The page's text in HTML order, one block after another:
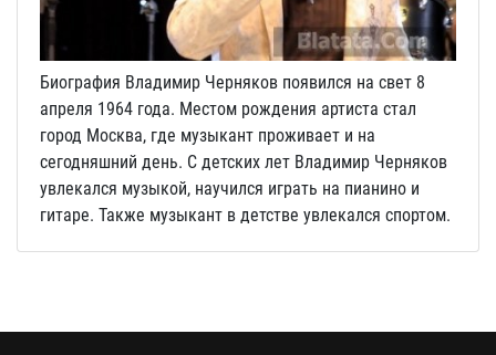
Биография Владимир Черняков появился на свет 8
апреля 1964 года. Местом рождения артиста стал
город Москва, где музыкант проживает и на
сегодняшний день. С детских лет Владимир Черняков
увлекался музыкой, научился играть на пианино и
гитаре. Также музыкант в детстве увлекался спортом.